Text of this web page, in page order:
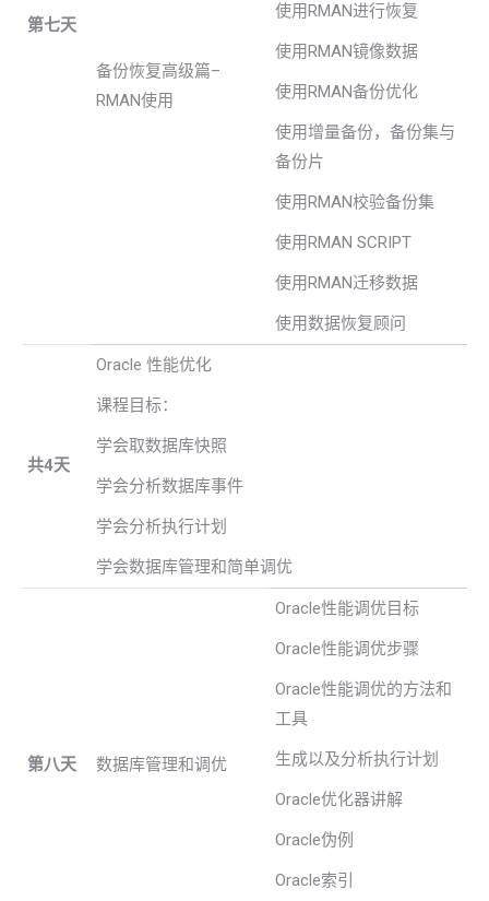
第七天
备份恢复高级篇–
RMAN使用
使用RMAN进行恢复
使用RMAN镜像数据
使用RMAN备份优化
使用增量备份，备份集与
备份片
使用RMAN校验备份集
使用RMAN SCRIPT
使用RMAN迁移数据
使用数据恢复顾问
共4天
Oracle 性能优化
课程目标：
学会取数据库快照
学会分析数据库事件
学会分析执行计划
学会数据库管理和简单调优
第八天 数据库管理和调优
Oracle性能调优目标
Oracle性能调优步骤
Oracle性能调优的方法和
工具
生成以及分析执行计划
Oracle优化器讲解
Oracle伪例
Oracle索引